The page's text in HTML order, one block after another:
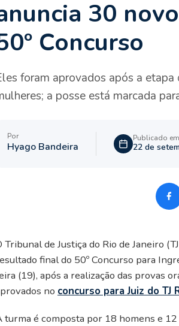
30
Concurso
foram aprovados após a
a posse está marcada
Por
Hyago Bandeira
Publicado em
22 de
Tribunal de Justiça do Rio de Janeiro
final do 50º Concurso para
(19), após a realização das provas
no concurso para Juiz do TJ
turma é composta por 18 homens e